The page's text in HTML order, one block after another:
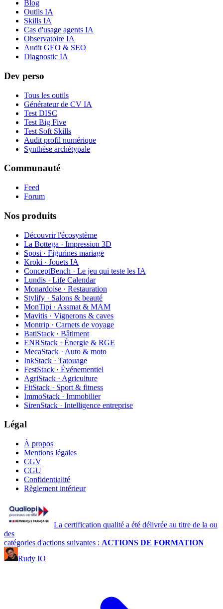
Blog
Outils IA
Skills IA
Cas d'usage agents IA
Observatoire IA
Audit GEO & SEO
Diagnostic IA
Dev perso
Tous les outils
Générateur de CV IA
Test DISC
Test Big Five
Test Soft Skills
Audit profil numérique
Synthèse archétypale
Communauté
Feed
Forum
Nos produits
Découvrir l'écosystème
La Bottega · Impression 3D
Sposi · Figurines mariage
Kroki · Jouets IA
ConceptBench · Le jeu qui teste les IA
Lundis · Life Calendar
Monardoise · Restauration
Stylify · Salons & beauté
MonTipi · Assmat & MAM
Mavitis · Vignerons & caves
Montrip · Carnets de voyage
BatiStack · Bâtiment
ENRStack · Énergie & RGE
MecaStack · Auto & moto
InkStack · Tatouage
FestStack · Événementiel
AgriStack · Agriculture
FitStack · Sport & fitness
ImmoStack · Immobilier
SirenStack · Intelligence entreprise
Légal
À propos
Mentions légales
CGV
CGU
Confidentialité
Règlement intérieur
La certification qualité a été délivrée au titre de la ou
des
catégories d'actions suivantes : ACTIONS DE FORMATION
Rudy IO